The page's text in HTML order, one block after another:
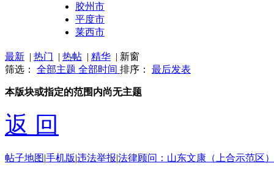
胶州市
平度市
莱西市
最新 | 热门 | 热帖 | 精华 | 新窗
筛选： 全部主题 全部时间 排序： 最后发表
本版块或指定的范围内尚无主题
返 回
帖子地图|手机版|违法举报|法律顾问：山东文康（上合示范区